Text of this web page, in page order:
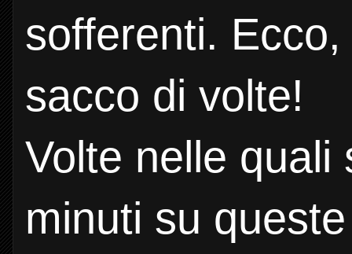
sofferenti.
sacco di volte!
Volte nelle quali
minuti su